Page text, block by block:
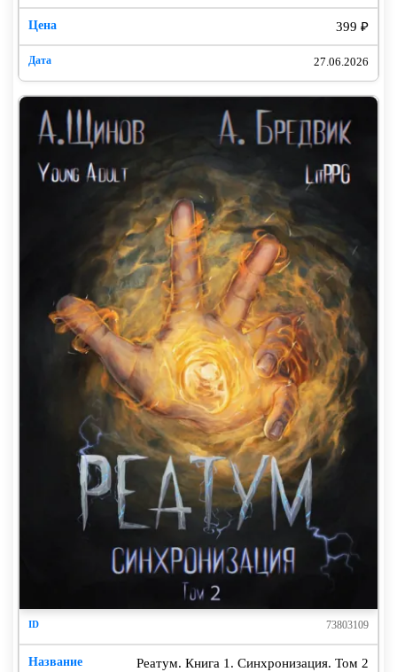
399 ₽
27.06.2026
73803109
Реатум. Книга 1. Синхронизация. Том 2